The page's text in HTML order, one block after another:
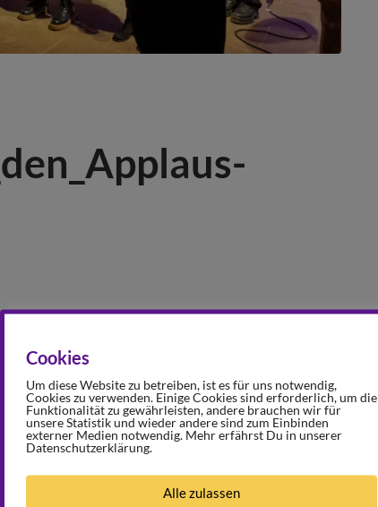
Cookies
Um diese Website zu betreiben, ist es für uns notwendig,
Cookies zu verwenden. Einige Cookies sind erforderlich, um die
Funktionalität zu gewährleisten, andere brauchen wir für
unsere Statistik und wieder andere sind zum Einbinden
externer Medien notwendig. Mehr erfährst Du in unserer
Datenschutzerklärung.
Alle zulassen